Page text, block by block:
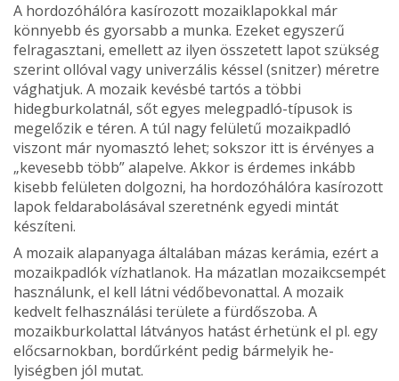
A hordozóhálóra kasírozott mozaiklapokkal már
könnyebb és gyorsabb a munka. Ezeket egyszerű
felragasz­tani, emellett az ilyen összetett lapot szükség
szerint ol­lóval vagy univerzális késsel (snitzer) méretre
vághatjuk. A mozaik kevésbé tartós a többi
hidegburkolatnál, sőt egyes melegpadló-típusok is
megelőzik e téren. A túl nagy felületű mozaikpadló
viszont már nyomasztó lehet; sok­szor itt is érvényes a
„kevesebb több” alapelve. Akkor is érdemes inkább
kisebb felületen dolgozni, ha hordozóhálóra kasírozott
lapok feldarabolásával szeretnénk egye­di mintát
készíteni.
A mozaik alapanyaga általában má­zas kerámia, ezért a
mozaikpadlók vízhatlanok. Ha má­zatlan mozaikcsempét
használunk, el kell látni védőbe­vonattal. A mozaik
kedvelt felhasználási területe a fürdő­szoba. A
mozaikburkolattal látványos hatást érhetünk el pl. egy
előcsarnokban, bordűrként pedig bármelyik he­
lyiségben jól mutat.